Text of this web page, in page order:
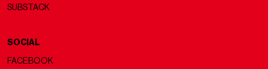
SUBSTACK
SOCIAL
FACEBOOK